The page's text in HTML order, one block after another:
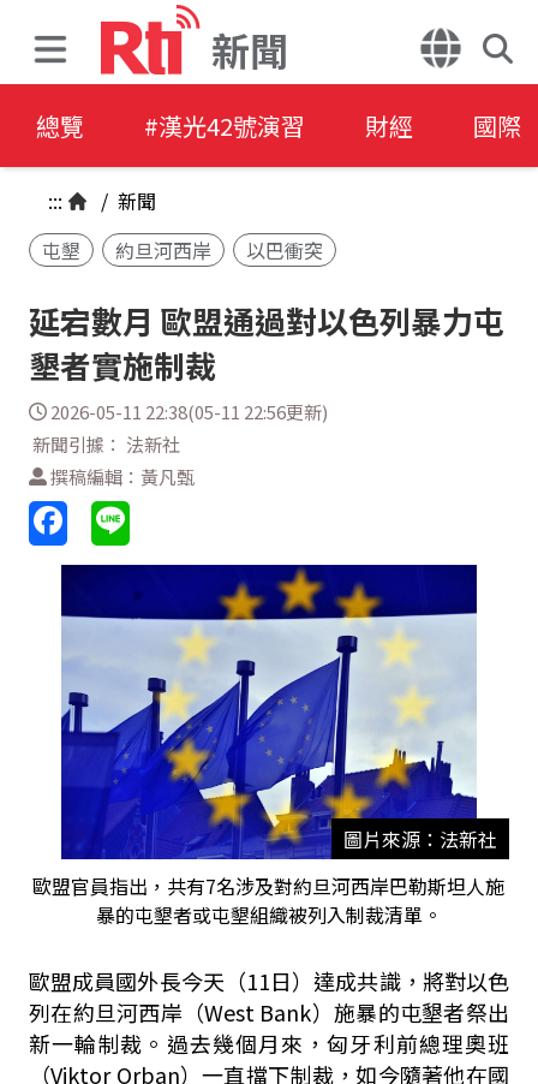
新聞
總覽 #漢光42號演習 財經 國際
::: / 新聞
屯墾
約旦河西岸 以巴衝突
延宕數月 歐盟通過對以色列暴力屯
墾者實施制裁
2026-05-11 22:38(05-11 22:56更新)
新聞引據： 法新社
撰稿編輯：黃凡甄
圖片來源：法新社
歐盟官員指出，共有7名涉及對約旦河西岸巴勒斯坦人施
暴的屯墾者或屯墾組織被列入制裁清單。
歐盟成員國外長今天（11日）達成共識，將對以色
列在約旦河西岸（West Bank）施暴的屯墾者祭出
新一輪制裁。過去幾個月來，匈牙利前總理奧班
（Viktor Orban）一直擋下制裁，如今隨著他在國